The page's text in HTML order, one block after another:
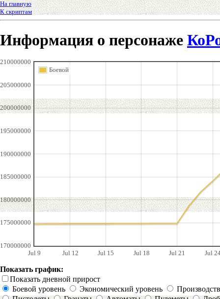
На главную
К скриптам
Информация о персонаже
Jul 9 Jul 12 Jul 15 Jul 18 Jul 21 Jul
170000000
175000000
180000000
185000000
190000000
195000000
200000000
205000000
210000000
Боевой
Показать график:
Показать дневной прирост
Боевой уровень
Экономический уровень